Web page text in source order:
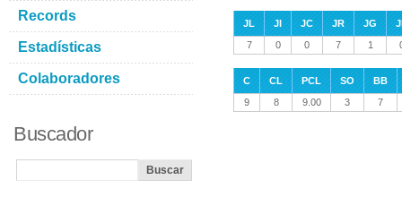
JL JI JC JR JG
7
0 0 7 1
C CL PCL SO
BB
9
8 9.00 3 7
Records
Estadísticas
Colaboradores
Buscador